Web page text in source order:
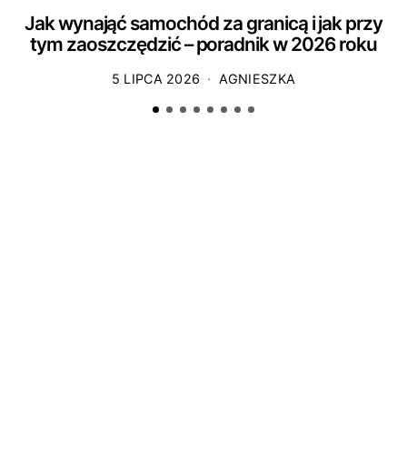
Jak wynająć samochód za granicą i jak przy
tym zaoszczędzić – poradnik w 2026 roku
5 LIPCA 2026 AGNIESZKA